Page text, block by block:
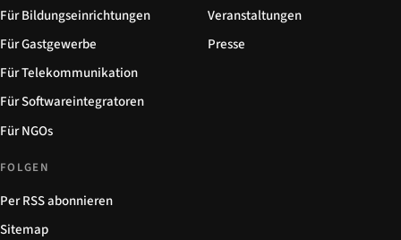
Für Bildungseinrichtungen
Für Gastgewerbe
Für Telekommunikation
Für Softwareintegratoren
Für NGOs
Veranstaltungen
Presse
FOLGEN
Per RSS abonnieren
Sitemap